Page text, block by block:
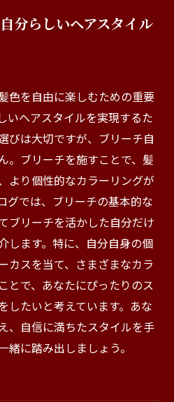
分らしいヘアスタイル
色を自由に楽しむための重要
いヘアスタイルを実現するた
びは大切ですが、ブリーチ自
。ブリーチを施すことで、髪
より個性的なカラーリングが
グでは、ブリーチの基本的な
ブリーチを活かした自分だけ
します。特に、自分自身の個
カスを当て、さまざまなカラ
とで、あなたにぴったりのス
したいと考えています。あな
、自信に満ちたスタイルを手
緒に踏み出しましょう。